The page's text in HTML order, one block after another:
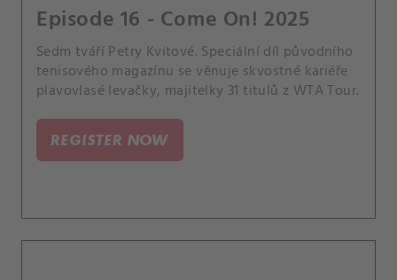
Episode 16 - Come On! 2025
Sedm tváří Petry Kvitové. Speciální díl původního
tenisového magazínu se věnuje skvostné kariéře
plavovlasé levačky, majitelky 31 titulů z WTA Tour.
REGISTER NOW